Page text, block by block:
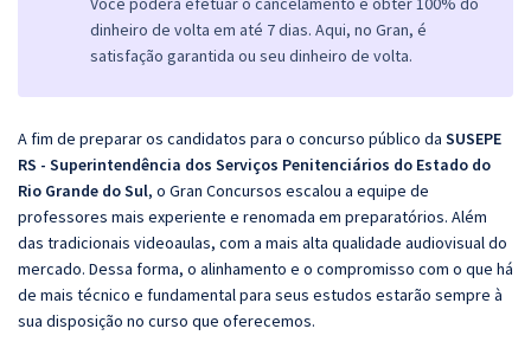
dinheiro de volta em até 7 dias. Aqui, no Gran, é
satisfação garantida ou seu dinheiro de volta.
A fim de preparar os candidatos para o concurso público da SUSEPE
RS - Superintendência dos Serviços Penitenciários do Estado do
Rio Grande do Sul, o Gran Concursos escalou a equipe de
professores mais experiente e renomada em preparatórios. Além
das tradicionais videoaulas, com a mais alta qualidade audiovisual do
mercado. Dessa forma, o alinhamento e o compromisso com o que há
de mais técnico e fundamental para seus estudos estarão sempre à
sua disposição no curso que oferecemos.